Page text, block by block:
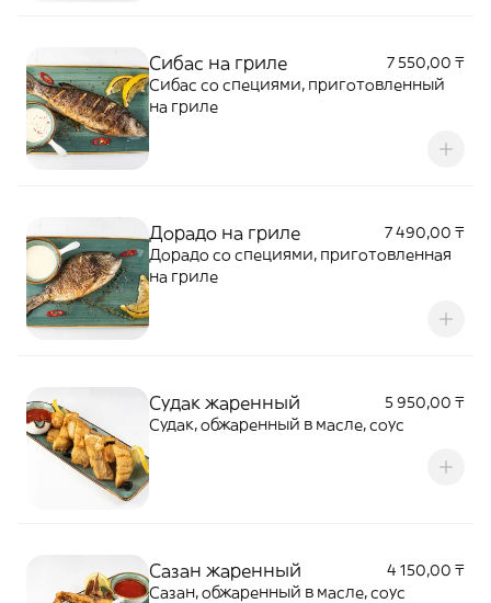
Сибас на гриле
7 550,00 ₸
Сибас со специями, приготовленный
на гриле
Дорадо на гриле
7 490,00 ₸
Дорадо со специями, приготовленная
на гриле
Судак жаренный
5 950,00 ₸
Судак, обжаренный в масле, соус
Сазан жаренный
4 150,00 ₸
Сазан, обжаренный в масле, соус